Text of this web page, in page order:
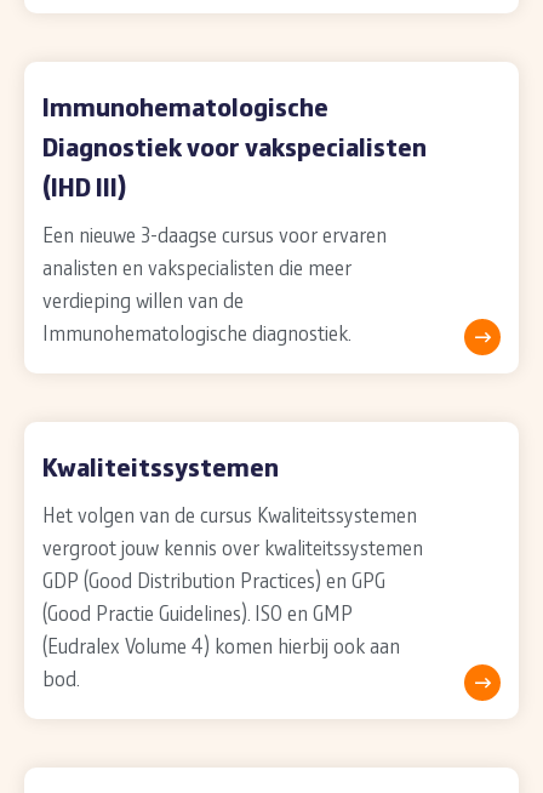
Immunohematologische
Diagnostiek voor vakspecialisten
(IHD III)
Een nieuwe 3-daagse cursus voor ervaren
analisten en vakspecialisten die meer
verdieping willen van de
Immunohematologische diagnostiek.
Kwaliteitssystemen
Het volgen van de cursus Kwaliteitssystemen
vergroot jouw kennis over kwaliteitssystemen
GDP (Good Distribution Practices) en GPG
(Good Practie Guidelines). ISO en GMP
(Eudralex Volume 4) komen hierbij ook aan
bod.